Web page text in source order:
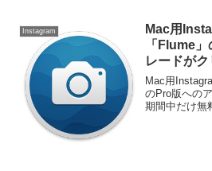
Instagram
Mac用
「Flume
レードが
料で購入可
Mac用
のPro版への
期間中だけ無